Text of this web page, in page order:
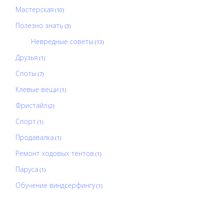
Мастерская (10)
Полезно знать (3)
Невредные советы (13)
Друзья (1)
Споты (7)
Клевые вещи (1)
Фристайл (2)
Спорт (1)
Продавалка (1)
Ремонт ходовых тентов (1)
Паруса (1)
Обучение виндсерфингу(1)